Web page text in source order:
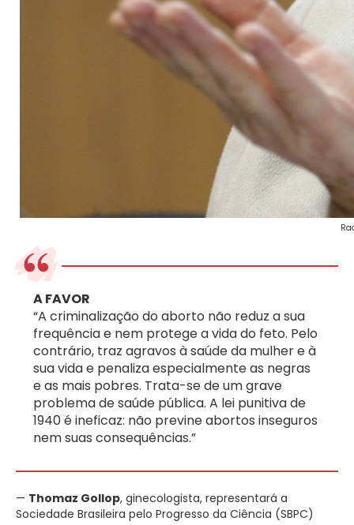
A FAVOR
“A criminalização do aborto não reduz a sua
frequência e nem protege a vida do feto. Pelo
contrário, traz agravos à saúde da mulher e à
sua vida e penaliza especialmente as negras
e as mais pobres. Trata-se de um grave
problema de saúde pública. A lei punitiva de
1940 é ineficaz: não previne abortos inseguros
nem suas consequências.”
— Thomaz Gollop, ginecologista, representará a
Sociedade Brasileira pelo Progresso da Ciência (SBPC)